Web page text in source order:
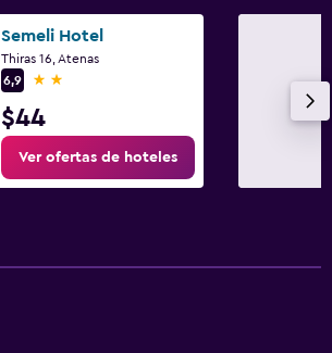
Semeli Hotel
Thiras 16, Atenas
6,9
2 estrellas
$44
Ver ofertas de hoteles